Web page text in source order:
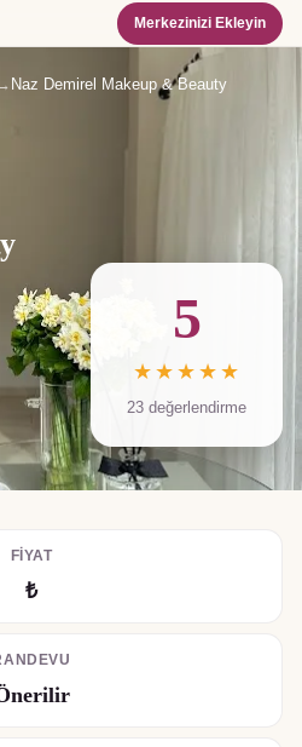
Merkezinizi Ekleyin
Naz Demirel Makeup & Beauty
5
★★★★★
23 değerlendirme
FIYAT
₺